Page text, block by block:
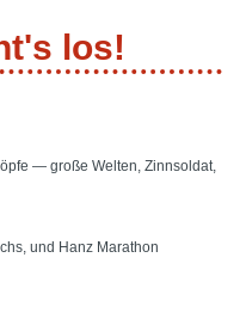
los!
— große Welten, Zinnsoldat,
und Hanz Marathon